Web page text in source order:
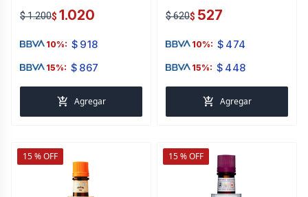
$ 1.200$ 1.020
10%: $ 918
15%: $ 867
add_shopping_cart Agregar
$ 620$ 527
10%: $ 474
15%: $ 448
add_shopping_cart Agregar
15 % OFF 15 % OFF